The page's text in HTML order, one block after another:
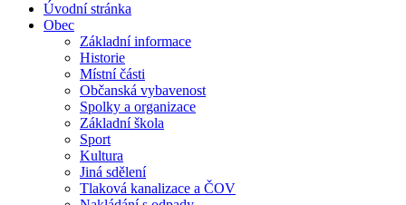
Úvodní stránka
Obec
Základní informace
Historie
Místní části
Občanská vybavenost
Spolky a organizace
Základní škola
Sport
Kultura
Jiná sdělení
Tlaková kanalizace a ČOV